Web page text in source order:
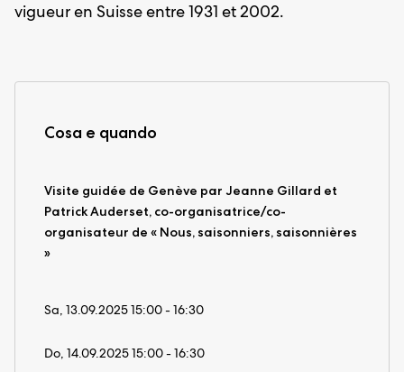
vigueur en Suisse entre 1931 et 2002.
Cosa e quando
Visite guidée de Genève par Jeanne Gillard et
Patrick Auderset, co-organisatrice/co-
organisateur de « Nous, saisonniers, saisonnières
»
Sa, 13.09.2025 15:00 - 16:30
Do, 14.09.2025 15:00 - 16:30